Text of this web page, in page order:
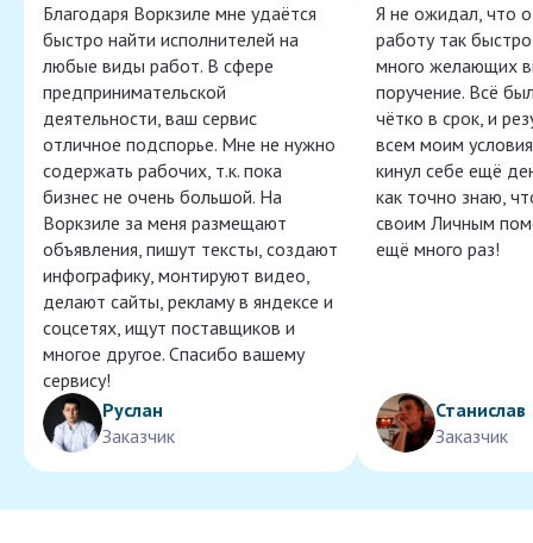
Благодаря Воркзиле мне удаётся
быстро найти исполнителей на
любые виды работ. В сфере
предпринимательской
деятельности, ваш сервис
отличное подспорье. Мне не нужно
содержать рабочих, т.к. пока
бизнес не очень большой. На
Воркзиле за меня размещают
объявления, пишут тексты, создают
инфографику, монтируют видео,
делают сайты, рекламу в яндексе и
соцсетях, ищут поставщиков и
многое другое. Спасибо вашему
сервису!
Руслан
Заказчик
Я не ожидал, что
работу так
много желающих
поручение. Всё
чётко в срок, и
всем моим
кинул себе ещё
как точно знаю,
своим Личным
ещё много раз!
Станислав
Заказчик